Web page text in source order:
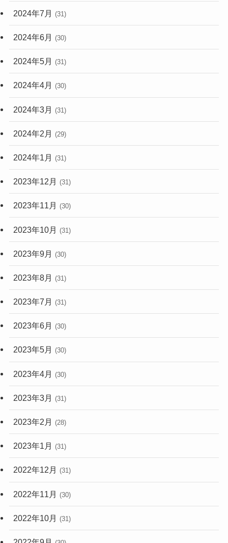
2024年7月 (31)
2024年6月 (30)
2024年5月 (31)
2024年4月 (30)
2024年3月 (31)
2024年2月 (29)
2024年1月 (31)
2023年12月 (31)
2023年11月 (30)
2023年10月 (31)
2023年9月 (30)
2023年8月 (31)
2023年7月 (31)
2023年6月 (30)
2023年5月 (30)
2023年4月 (30)
2023年3月 (31)
2023年2月 (28)
2023年1月 (31)
2022年12月 (31)
2022年11月 (30)
2022年10月 (31)